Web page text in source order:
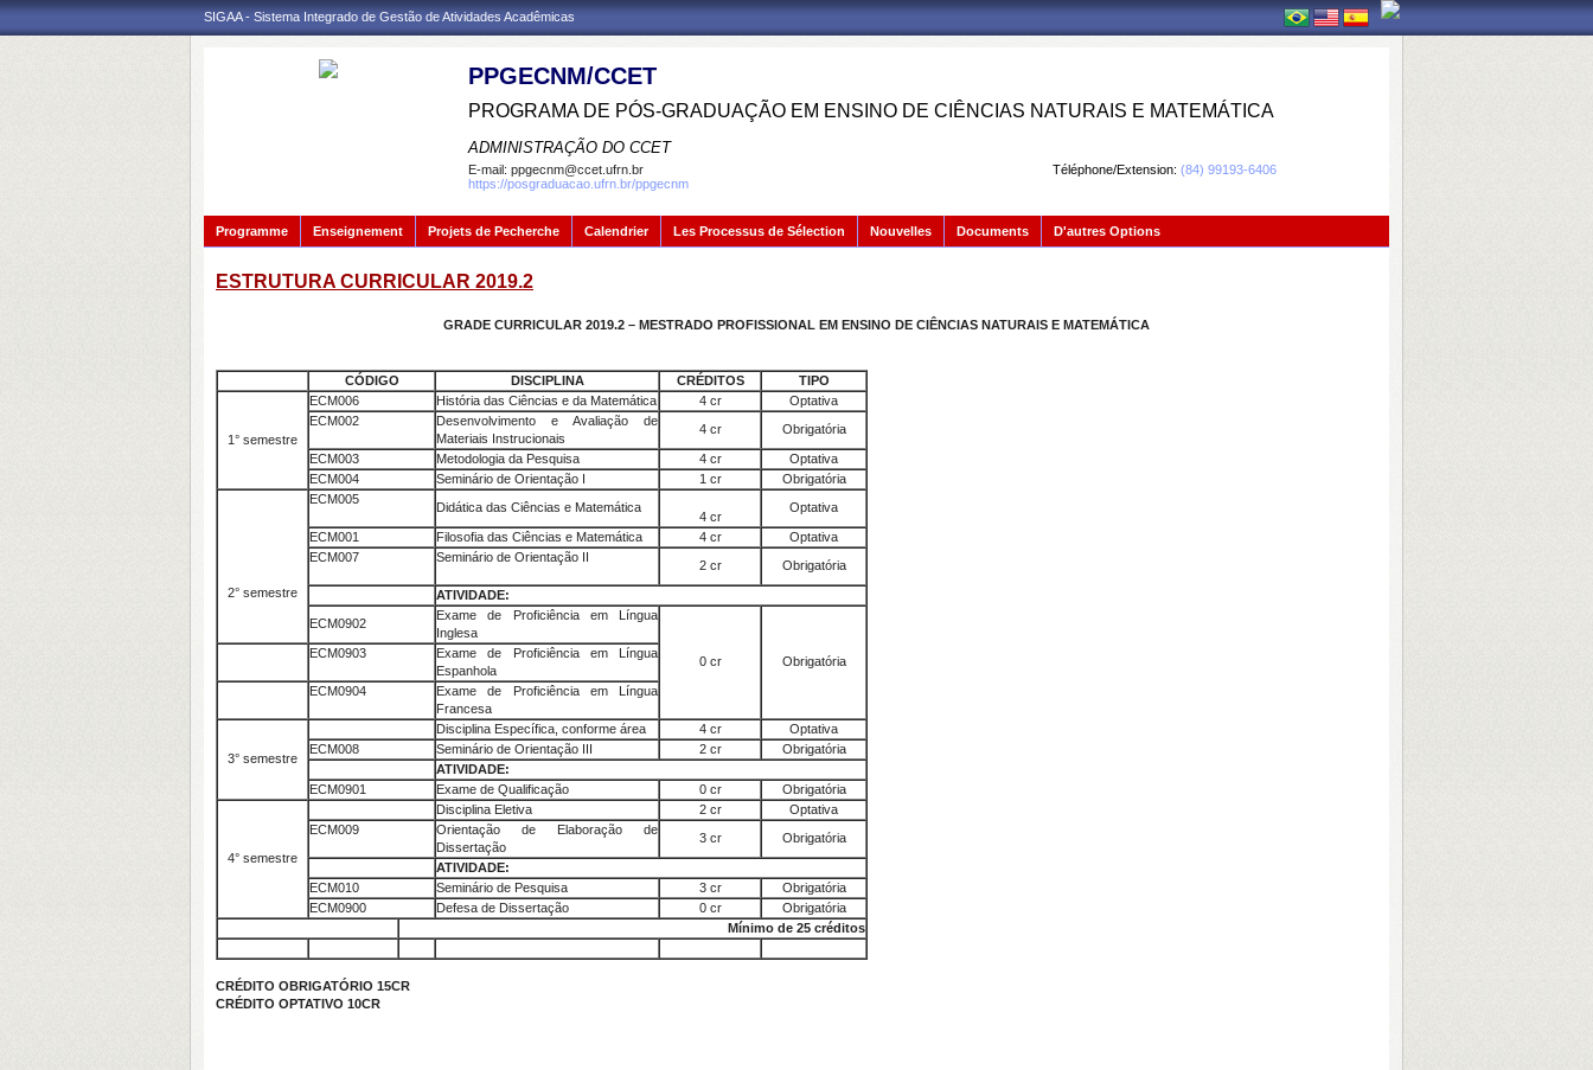
SIGAA - Sistema Integrado de Gestão de Atividades Acadêmicas
PPGECNM/CCET
PROGRAMA DE PÓS-GRADUAÇÃO EM ENSINO DE CIÊNCIAS NATURAIS E MATEMÁTICA
ADMINISTRAÇÃO DO CCET
Téléphone/Extension: (84) 99193-6406
E-mail: ppgecnm@ccet.ufrn.br
https://posgraduacao.ufrn.br/ppgecnm
Programme Enseignement Projets de Pecherche Calendrier Les Processus de Sélection Nouvelles Documents D'autres Options
ESTRUTURA CURRICULAR 2019.2
GRADE CURRICULAR 2019.2 – MESTRADO PROFISSIONAL EM ENSINO DE CIÊNCIAS NATURAIS E MATEMÁTICA
CÓDIGO DISCIPLINA CRÉDITOS TIPO
1° semestre
ECM006 História das Ciências e da Matemática 4 cr
Optativa
ECM002
Desenvolvimento e Avaliação de
Materiais Instrucionais
4 cr Obrigatória
ECM003 Metodologia da Pesquisa 4 cr
Optativa
ECM004
Seminário de Orientação I 1 cr Obrigatória
2° semestre
ECM005
Didática das Ciências e Matemática
4 cr
Optativa
ECM001 Filosofia das Ciências e Matemática 4 cr
Optativa
ECM007
Seminário de Orientação II
2 cr Obrigatória
ATIVIDADE:
ECM0902
Exame de Proficiência em Língua
Inglesa
0 cr
Obrigatória
ECM0903
Exame de Proficiência em Língua
Espanhola
ECM0904
Exame de Proficiência em Língua
Francesa
3° semestre
Disciplina Específica, conforme área 4 cr
Optativa
ECM008
Seminário de Orientação III 2 cr
Obrigatória
ATIVIDADE:
ECM0901
Exame de Qualificação 0 cr Obrigatória
4° semestre
Disciplina Eletiva 2 cr
Optativa
ECM009
Orientação de Elaboração de
Dissertação
3 cr Obrigatória
ATIVIDADE:
ECM010
Seminário de Pesquisa 3 cr
Obrigatória
ECM0900
Defesa de Dissertação 0 cr
Obrigatória
Mínimo de 25 créditos
CRÉDITO OBRIGATÓRIO 15CR
CRÉDITO OPTATIVO 10CR